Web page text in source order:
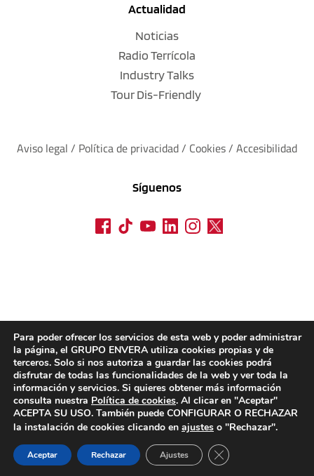
Actualidad
Noticias
Radio Terrícola
Industry Talks
Tour Dis-Friendly
Aviso legal / Política de privacidad / Cookies / Accesibilidad
Síguenos
Para poder ofrecer los servicios de esta web y poder administrar
la página, el GRUPO ENVERA utiliza cookies propias y de
terceros. Solo si nos autoriza a guardar las cookies podrá
disfrutar de todas las funcionalidades de la web y ver toda la
información y servicios. Si quieres obtener más información
consulta nuestra Política de cookies. Al clicar en "Aceptar"
ACEPTA SU USO. También puede CONFIGURAR O RECHAZAR
la instalación de cookies clicando en ajustes o "Rechazar".
Aceptar Rechazar Ajustes CERRAR EL